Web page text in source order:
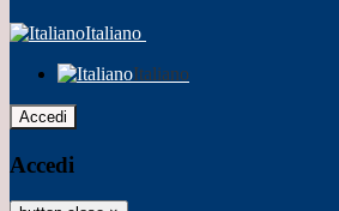
Italiano
Italiano
Accedi
Accedi